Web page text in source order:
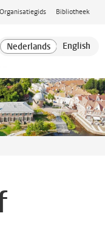
Organisatiegids Bibliotheek